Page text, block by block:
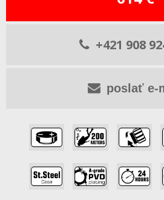
+421 908
poslať e-